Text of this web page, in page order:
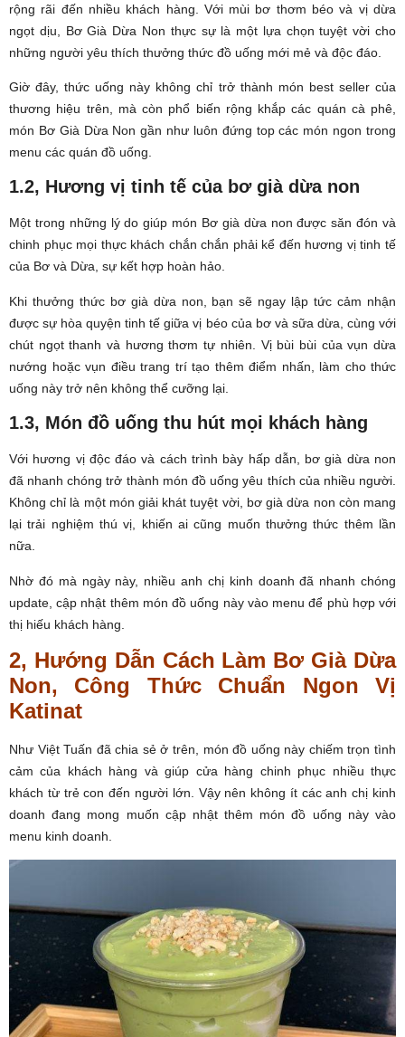
rộng rãi đến nhiều khách hàng. Với mùi bơ thơm béo và vị dừa
ngọt dịu, Bơ Già Dừa Non thực sự là một lựa chọn tuyệt vời cho
những người yêu thích thưởng thức đồ uống mới mẻ và độc đáo.
Giờ đây, thức uống này không chỉ trở thành món best seller của
thương hiệu trên, mà còn phổ biến rộng khắp các quán cà phê,
món Bơ Già Dừa Non gần như luôn đứng top các món ngon trong
menu các quán đồ uống.
1.2, Hương vị tinh tế của bơ già dừa non
Một trong những lý do giúp món Bơ già dừa non được săn đón và
chinh phục mọi thực khách chắn chắn phải kể đến hương vị tinh tế
của Bơ và Dừa, sự kết hợp hoàn hảo.
Khi thưởng thức bơ già dừa non, bạn sẽ ngay lập tức cảm nhận
được sự hòa quyện tinh tế giữa vị béo của bơ và sữa dừa, cùng với
chút ngọt thanh và hương thơm tự nhiên. Vị bùi bùi của vụn dừa
nướng hoặc vụn điều trang trí tạo thêm điểm nhấn, làm cho thức
uống này trở nên không thể cưỡng lại.
1.3, Món đồ uống thu hút mọi khách hàng
Với hương vị độc đáo và cách trình bày hấp dẫn, bơ già dừa non
đã nhanh chóng trở thành món đồ uống yêu thích của nhiều người.
Không chỉ là một món giải khát tuyệt vời, bơ già dừa non còn mang
lại trải nghiệm thú vị, khiến ai cũng muốn thưởng thức thêm lần
nữa.
Nhờ đó mà ngày này, nhiều anh chị kinh doanh đã nhanh chóng
update, cập nhật thêm món đồ uống này vào menu để phù hợp với
thị hiếu khách hàng.
2, Hướng Dẫn Cách Làm Bơ Già Dừa
Non, Công Thức Chuẩn Ngon Vị
Katinat
Như Việt Tuấn đã chia sẻ ở trên, món đồ uống này chiếm trọn tình
cảm của khách hàng và giúp cửa hàng chinh phục nhiều thực
khách từ trẻ con đến người lớn. Vậy nên không ít các anh chị kinh
doanh đang mong muốn cập nhật thêm món đồ uống này vào
menu kinh doanh.